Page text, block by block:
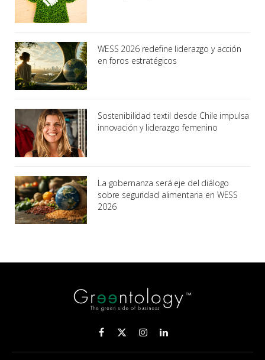
WESS 2026 redefine liderazgo y acción
en foros estratégicos
Sostenibilidad textil desde Chile impulsa
innovación y liderazgo femenino
La gobernanza será eje del diálogo
sobre seguridad alimentaria en WESS
2026
Facebook
X
(Twitter)
InstagramLinkedIn